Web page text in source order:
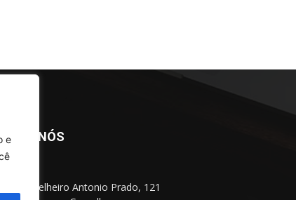
e
NÓS
Rua Conselheiro Antonio Prado, 121